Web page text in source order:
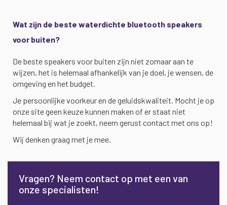
Wat zijn de beste waterdichte bluetooth speakers
voor buiten?
De beste speakers voor buiten zijn niet zomaar aan te
wijzen, het is helemaal afhankelijk van je doel, je wensen, de
omgeving en het budget.
Je persoonlijke voorkeur en de geluidskwaliteit. Mocht je op
onze site geen keuze kunnen maken of er staat niet
helemaal bij wat je zoekt, neem gerust contact met ons op!
Wij denken graag met je mee.
Vragen? Neem contact op met een van
onze specialisten!